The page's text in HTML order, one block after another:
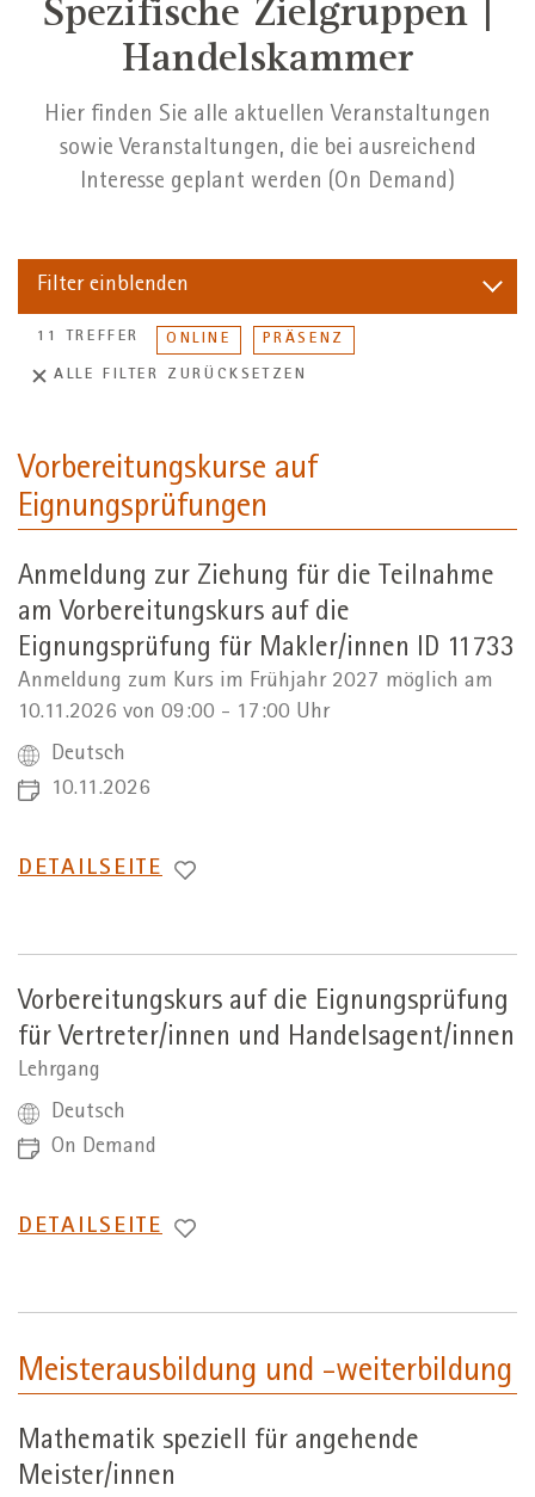
Spezifische Zielgruppen |
Handelskammer
Hier finden Sie alle aktuellen Veranstaltungen
sowie Veranstaltungen, die bei ausreichend
Interesse geplant werden (On Demand)
Filter einblenden
11 TREFFER ONLINE PRÄSENZ
ALLE FILTER ZURÜCKSETZEN
Vorbereitungskurse auf
Eignungsprüfungen
Anmeldung zur Ziehung für die Teilnahme
am Vorbereitungskurs auf die
Eignungsprüfung für Makler/innen ID 11733
Anmeldung zum Kurs im Frühjahr 2027 möglich am
10.11.2026 von 09:00 - 17:00 Uhr
Deutsch
10.11.2026
WECHSEL
DETAILSEITE
Vorbereitungskurs auf die Eignungsprüfung
für Vertreter/innen und Handelsagent/innen
Lehrgang
Deutsch
On Demand
WECHSEL
DETAILSEITE
Meisterausbildung und -weiterbildung
Mathematik speziell für angehende
Meister/innen